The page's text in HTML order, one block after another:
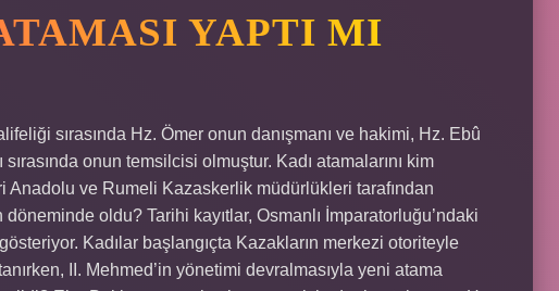
YAPTI MI
sırasında Hz. Ömer onun danışmanı ve hakimi, Hz. Ebû
onun temsilcisi olmuştur. Kadı atamalarını kim
Anadolu ve Rumeli Kazaskerlik müdürlükleri tarafından
döneminde oldu? Tarihi kayıtlar, Osmanlı İmparatorluğu’ndaki
Kadılar başlangıçta Kazakların merkezi otoriteyle
II. Mehmed’in yönetimi devralmasıyla yeni atama